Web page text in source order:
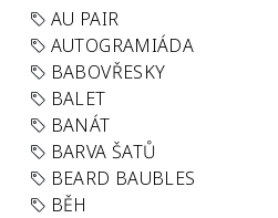
AU PAIR
AUTOGRAMIÁDA
BABOVŘESKY
BALET
BANÁT
BARVA ŠATŮ
BEARD BAUBLES
BĚH